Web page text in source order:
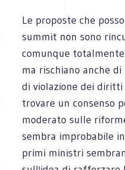
Le proposte che
summit non sono
comunque
ma rischiano anche
di violazione dei
trovare un consenso
moderato sulle
sembra improbabile
primi ministri